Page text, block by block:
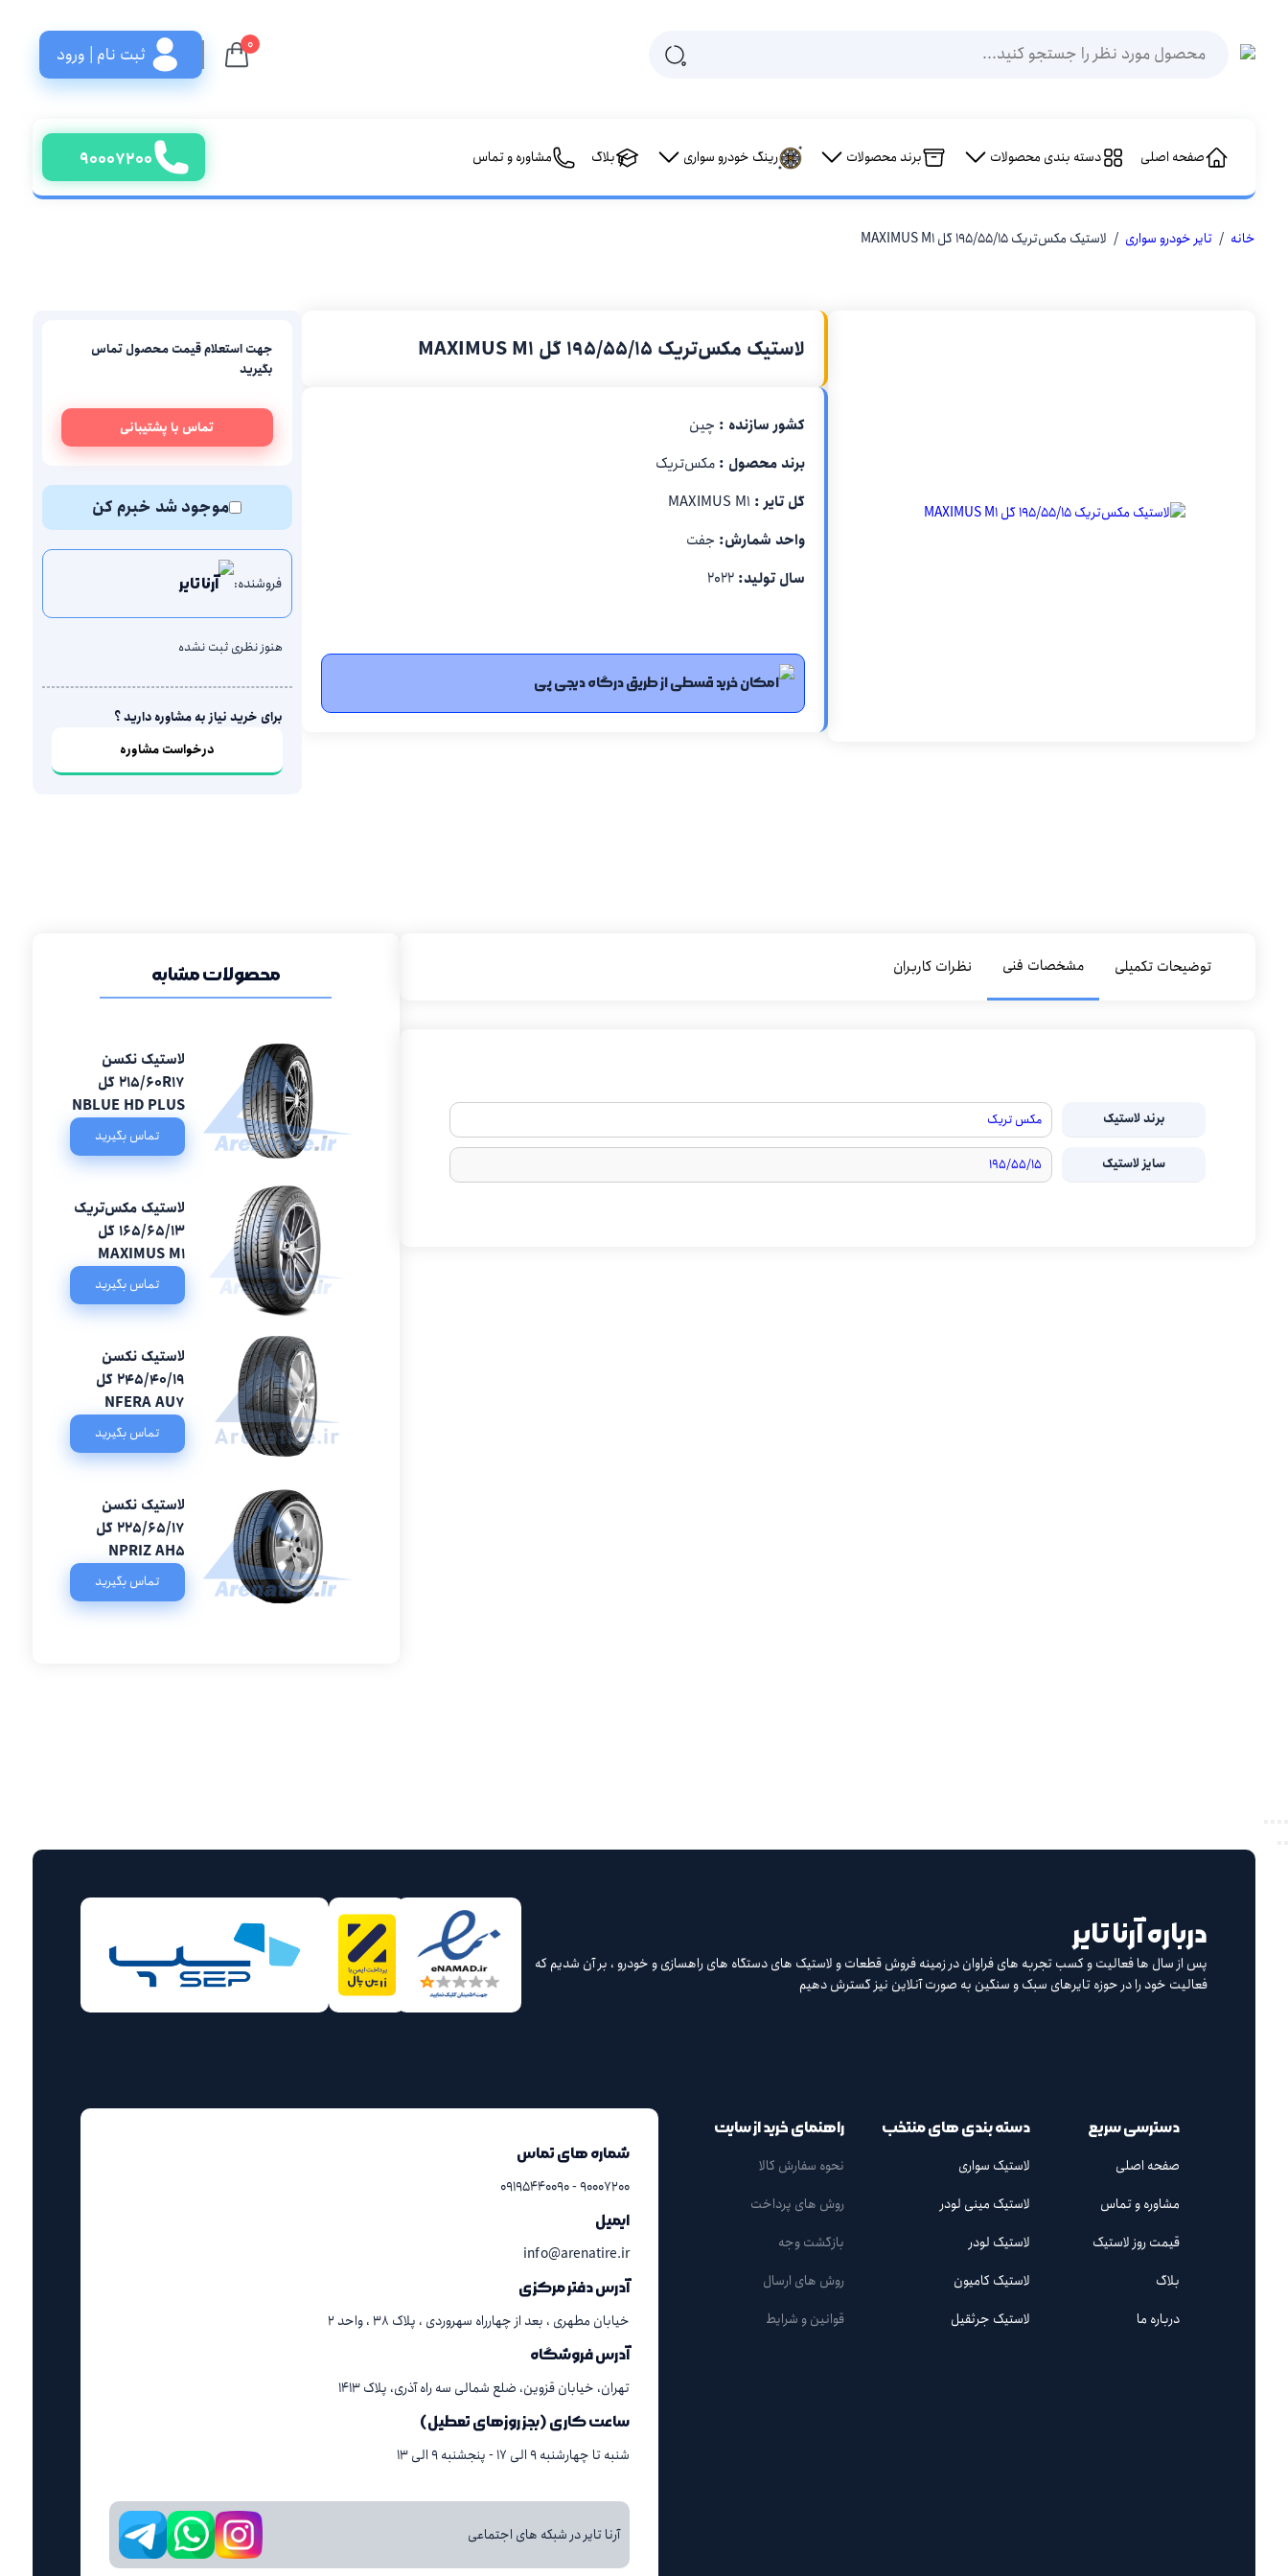
search ۰ ثبت نام | ورود
صفحه اصلی دسته بندی محصولات برند محصولات رینگ خودرو سواری بلاگ مشاوره و تماس ۹۰۰۰۷۲۰۰
خانه / تایر خودرو سواری / لاستیک مکس‌تریک 195/55/15 گل MAXIMUS M1
لاستیک مکس‌تریک 195/55/15 گل MAXIMUS M1
کشور سازنده : چین
برند محصول : مکس‌تریک
گل تایر :
واحد شمارش: جفت
سال تولید: ۲۰۲۲
امکان خرید قسطی از طریق درگاه دیجی پی
جهت استعلام قیمت محصول تماس
بگیرید
تماس با پشتیبانی
موجود شد خبرم کن
فروشنده: آرنا تایر
هنوز نظری ثبت نشده
برای خرید نیاز به مشاوره دارید ؟
درخواست مشاوره
توضیحات تکمیلی مشخصات فنی نظرات کاربران
برند لاستیک مکس تریک
سایز لاستیک ۱۹۵/۵۵/۱۵
محصولات مشابه
لاستیک نکسن
215/60R17 گل
NBLUE HD PLUS
تماس بگیرید
لاستیک مکس‌تریک
165/65/13 گل
MAXIMUS M1
تماس بگیرید
لاستیک نکسن
245/40/19 گل
NFERA AU7
تماس بگیرید
لاستیک نکسن
225/65/17 گل
NPRIZ AH5
تماس بگیرید
درباره آرنا تایر
پس از سال ها فعالیت و کسب تجربه های فراوان در زمینه فروش قطعات و لاستیک های دستگاه های راهسازی و خودرو ، بر آن شدیم که
فعالیت خود را در حوزه تایرهای سبک و سنگین به صورت آنلاین نیز گسترش دهیم
دسترسی سریع
صفحه اصلی
مشاوره و تماس
قیمت روز لاستیک
بلاگ
درباره ما
دسته بندی های منتخب
لاستیک سواری
لاستیک مینی لودر
لاستیک لودر
لاستیک کامیون
لاستیک جرثقیل
راهنمای خرید از سایت
نحوه سفارش کالا
روش های پرداخت
بازگشت وجه
روش های ارسال
قوانین و شرایط
شماره های تماس
۹۰۰۰۷۲۰۰ - ۰۹۱۹۵۴۴۰۰۹۰
ایمیل
info@arenatire.ir
آدرس دفتر مرکزی
خیابان مطهری ، بعد از چهارراه سهروردی ، پلاک ۳۸ ، واحد ۲
آدرس فروشگاه
تهران، خیابان قزوین، ضلع شمالی سه راه آذری، پلاک ۱۴۱۳
ساعت کاری (بجز روزهای تعطیل)
شنبه تا چهارشنبه ۹ الی ۱۷ - پنجشنبه ۹ الی ۱۳
آرنا تایر در شبکه های اجتماعی